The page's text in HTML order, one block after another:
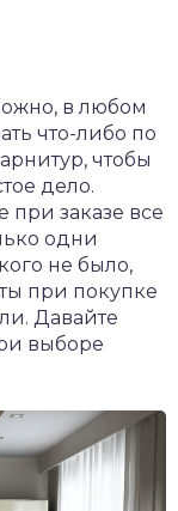
в любом
что-либо по
чтобы
дело.
при заказе все
одни
не было,
при покупке
Давайте
выборе